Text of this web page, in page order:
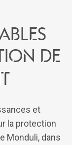
de
et
la protection
Monduli, dans